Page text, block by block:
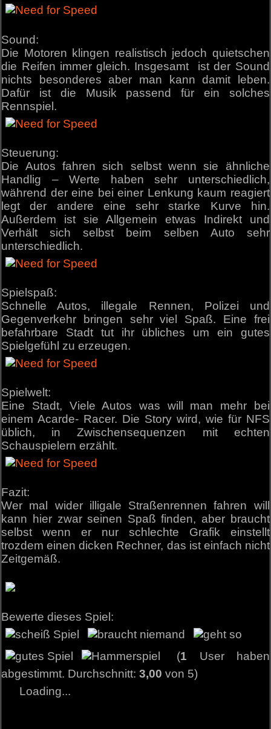
Sound:
Die Motoren klingen realistisch jedoch quietschen
die Reifen immer gleich. Insgesamt ist der Sound
nichts besonderes aber man kann damit leben.
Dafür ist die Musik passend für ein solches
Rennspiel.
Steuerung:
Die Autos fahren sich selbst wenn sie ähnliche
Handlig – Werte haben sehr unterschiedlich,
während der eine bei einer Lenkung kaum reagiert
legt der andere eine sehr starke Kurve hin.
Außerdem ist sie Allgemein etwas Indirekt und
Verhält sich selbst beim selben Auto sehr
unterschiedlich.
Spielspaß:
Schnelle Autos, illegale Rennen, Polizei und
Gegenverkehr bringen sehr viel Spaß. Eine frei
befahrbare Stadt tut ihr übliches um ein gutes
Spielgefühl zu erzeugen.
Spielwelt:
Eine Stadt, Viele Autos was will man mehr bei
einem Acarde- Racer. Die Story wird, wie für NFS
üblich, in Zwischensequenzen mit echten
Schauspielern erzählt.
Fazit:
Wer mal wider illigale Straßenrennen fahren will
kann hier zwar seinen Spaß finden, aber braucht
selbst wenn er nur schlechte Grafik einstellt
trozdem einen dicken Rechner, das ist einfach nicht
Zeitgemäß.
Bewerte dieses Spiel:
(1 User haben
abgestimmt. Durchschnitt:3,00 von 5)
Loading...